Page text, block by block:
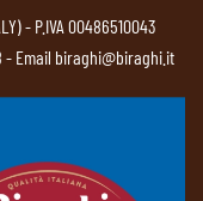
- P.IVA 00486510043
- Email biraghi@biraghi.it